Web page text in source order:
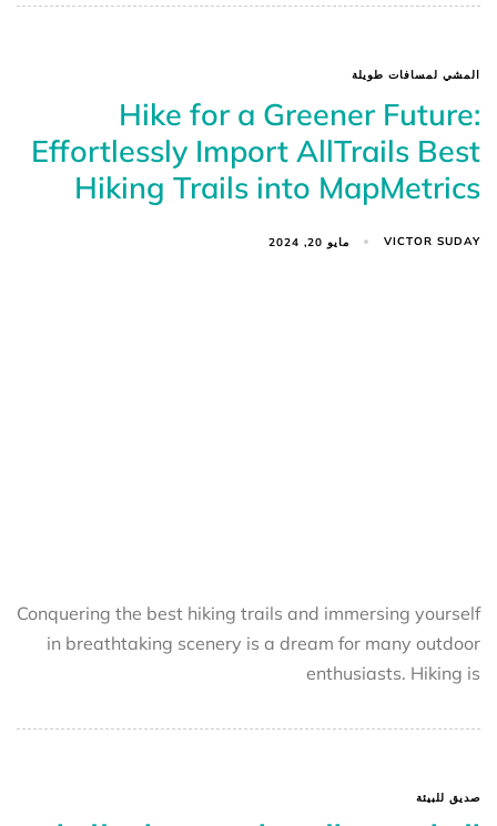
المشي لمسافات طويلة
Hike for a Greener Future:
Effortlessly Import AllTrails Best
Hiking Trails into MapMetrics
VICTOR SUDAY مايو 20, 2024
Conquering the best hiking trails and immersing yourself
in breathtaking scenery is a dream for many outdoor
enthusiasts. Hiking is
صديق للبيئة